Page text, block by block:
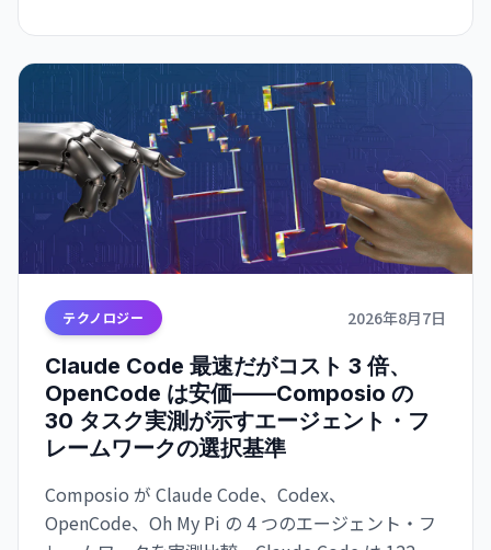
テクノロジー 2026年8月7日
Claude Code 最速だがコスト 3 倍、
OpenCode は安価——Composio の
30 タスク実測が示すエージェント・フ
レームワークの選択基準
Composio が Claude Code、Codex、
OpenCode、Oh My Pi の 4 つのエージェント・フ